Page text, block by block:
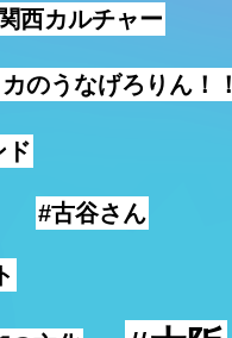
西カルチャー
のうなげろりん！！
ド
#古谷さん